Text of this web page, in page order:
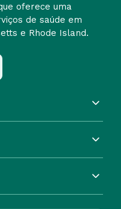
oferece uma
de saúde em
e Rhode Island.